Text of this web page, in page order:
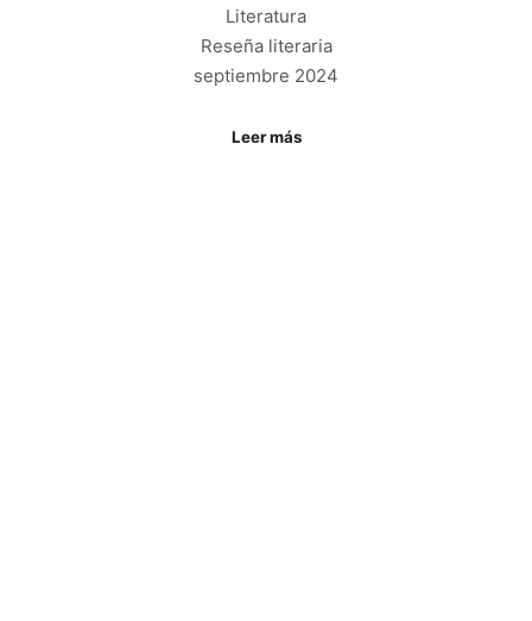
Literatura
Reseña literaria
septiembre 2024
Leer más